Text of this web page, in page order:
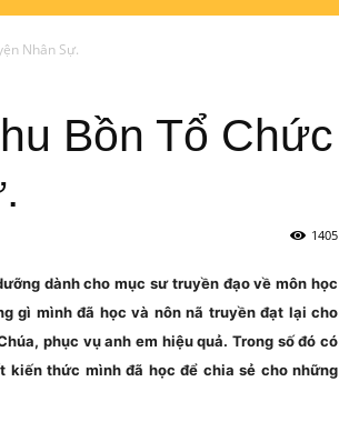
Nhân Sự.
Bồn Tổ Chức
1405
dành cho mục sư truyền đạo về môn học
gì mình đã học và nôn nã truyền đạt lại cho
phục vụ anh em hiệu quả. Trong số đó có
kiến thức mình đã học để chia sẻ cho những